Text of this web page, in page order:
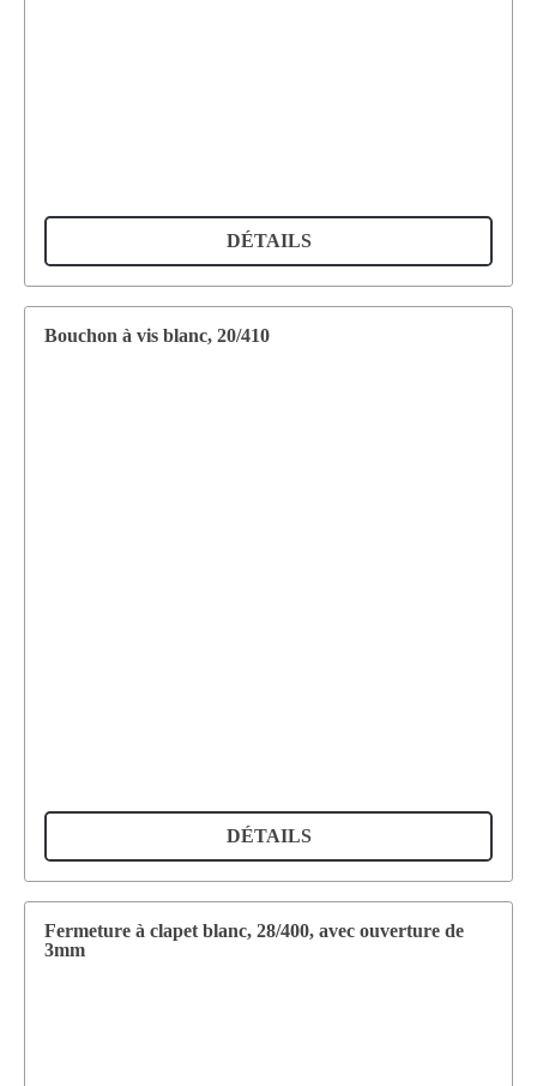
DÉTAILS
Bouchon à vis blanc, 20/410
DÉTAILS
Fermeture à clapet blanc, 28/400, avec ouverture de
3mm